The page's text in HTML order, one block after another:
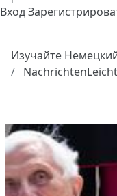
Вход
Изучайте